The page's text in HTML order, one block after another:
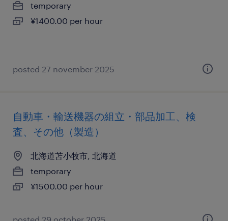
temporary
¥1400.00 per hour
posted 27 november 2025
自動車・輸送機器の組立・部品加工、検
査、その他（製造）
北海道苫小牧市, 北海道
temporary
¥1500.00 per hour